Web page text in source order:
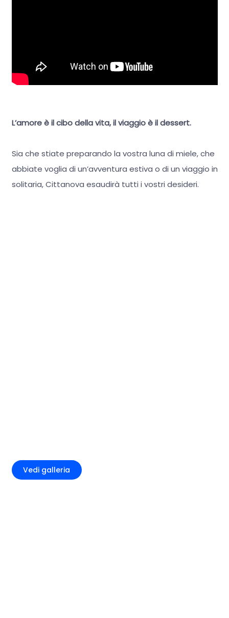
L’amore è il cibo della vita, il viaggio è il dessert.
Sia che stiate preparando la vostra luna di miele, che
abbiate voglia di un’avventura estiva o di un viaggio in
solitaria, Cittanova esaudirà tutti i vostri desideri.
Vedi galleria